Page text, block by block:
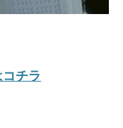
チラ